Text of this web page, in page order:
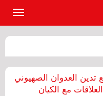
تدين العدوان الصهيوني
مع الكيان